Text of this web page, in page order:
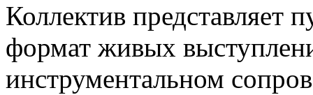
Коллектив представляет
формат живых
инструментальном